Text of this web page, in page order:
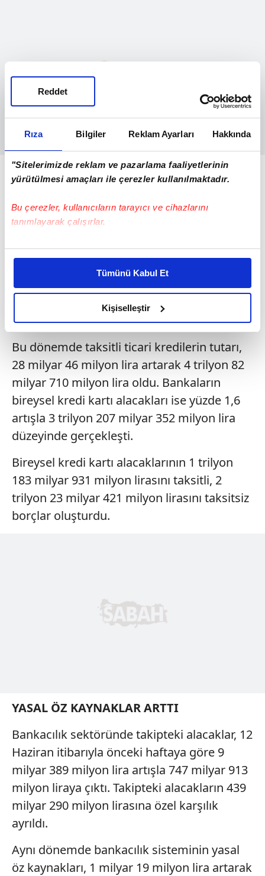
Rıza Bilgiler Reklam Ayarları Hakkında
"Sitelerimizde reklam ve pazarlama faaliyetlerinin
yürütülmesi amaçları ile çerezler kullanılmaktadır.
Bu çerezler, kullanıcıların tarayıcı ve cihazlarını
tanımlayarak çalışırlar.
Bu çerezlere izin vermeniz halinde sizlere özel
daha iyi reklam deneyimi yaşatabiliriz. Bunu yaparken
amacımızın size daha iyi bir reklam deneyimi sunmak
olduğunu ve sizlere en iyi içerikleri sunabilmek adına
elimizden gelen çabayı gösterdiğimizi ve bu noktada,
reklamların maliyetlerimizi karşılamak noktasında tek gelir
kalemimiz olduğunu sizlere hatırlatmak isteriz.
Her halükârda, kullanıcılar, bu çerezlere izin vermedikleri
takdirde, kullanıcılara hedefli reklamlar
gösterilmeyecektir."
Sizlere daha iyi bir hizmet sunabilmek için İnternet
kullanılmaktadır. Bu çerezler vasıtasıyla çeşitli kişisel
verileriniz işlenmekte olup gerekli olan çerezler bilgi
toplumu hizmetlerinin sunulması amacıyla
kullanılmaktadır. Diğer çerezler, sitemizin daha işlevsel
kılınması ve kişiselleştirilmesi ve sizlere yönelik
için Ayarlar butonuna tıklayabilir,Çerez Bilgilendirme
ziyaret edebilirsiniz.
Tümünü Kabul Et
Kişiselleştir
Reddet
TÜKETİCİ KREDİLERİ 3 TRİLYON 330
MİLYAR LİRAYA YÜKSELDİ
Tüketici kredilerinin tutarı, bu dönemde 41
milyar 828 milyon lira artarak 3 trilyon 329
milyar 638 milyon liraya yükseldi. Söz
konusu tutarın 793 milyar 418 milyon lirası
konut, 43 milyar 806 milyon lirası taşıt ve 2
trilyon 492 milyar 413 milyon lirası ihtiyaç
kredilerinden oluştu.
Bu dönemde taksitli ticari kredilerin tutarı,
28 milyar 46 milyon lira artarak 4 trilyon 82
milyar 710 milyon lira oldu. Bankaların
bireysel kredi kartı alacakları ise yüzde 1,6
artışla 3 trilyon 207 milyar 352 milyon lira
düzeyinde gerçekleşti.
Bireysel kredi kartı alacaklarının 1 trilyon
183 milyar 931 milyon lirasını taksitli, 2
trilyon 23 milyar 421 milyon lirasını taksitsiz
borçlar oluşturdu.
YASAL ÖZ KAYNAKLAR ARTTI
Bankacılık sektöründe takipteki alacaklar, 12
Haziran itibarıyla önceki haftaya göre 9
milyar 389 milyon lira artışla 747 milyar 913
milyon liraya çıktı. Takipteki alacakların 439
milyar 290 milyon lirasına özel karşılık
ayrıldı.
Aynı dönemde bankacılık sisteminin yasal
öz kaynakları, 1 milyar 19 milyon lira artarak